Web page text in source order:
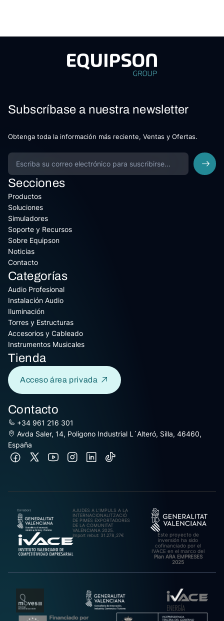
Subscríbase a nuestra newsletter
Obtenga toda la información más reciente, Ventas y Ofertas.
Secciones
Productos
Soluciones
Simuladores
Soporte y Recursos
Sobre Equipson
Noticias
Contacto
Categorías
Audio Profesional
Instalación Audio
Iluminación
Torres y Estructuras
Accesorios y Cableado
Instrumentos Musicales
Tienda
Acceso área privada
Contacto
+34 961 216 301
Avda Saler, 14, Poligono Industrial L´Alteró, Silla, 46460,
España
AJUDES A L’IMPULS A LA
INTERNACIONALITZACIÓ
DE PIMES EXPORTADORES
DE LA COMUNITAT
VALENCIANA 2025.
Import rebut: 31.278,27€
Este proyecto de
inversión ha sido
cofinanciado por el
IVACE en el marco del
Plan ARA EMPRESES
2025